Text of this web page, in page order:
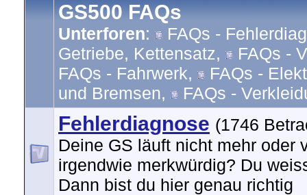
GS500 FAQs
Unterforen:
FAQs -
Getriebe, Kettensatz,
FAQs -
FAQs - Fahrwerk,
FAQs -
und Bremsen, FAQs -
Fehlerdiagnose (1746
Deine GS läuft nicht mehr oder
irgendwie merkwürdig? Du
Dann bist du hier genau richtig